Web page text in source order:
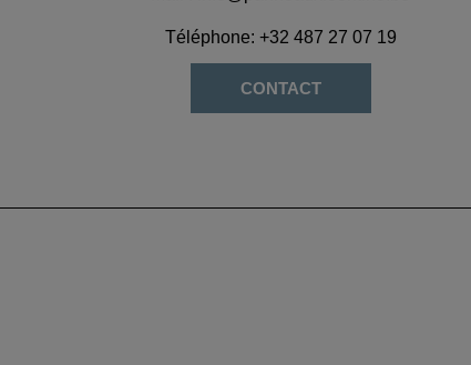
Téléphone: +32 487 27 07 19
CONTACT